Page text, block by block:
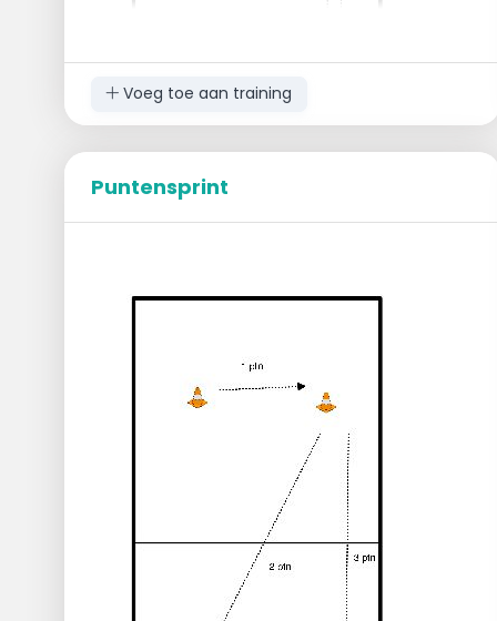
aan het einde van het spel.
Uitvoering
Op het signaal van de trainer start één van
de leden in de kring met skaten.
Het lid dat is aangetikt doet hetzelfde:
skate een ronde en tikt opnieuw de
volgende aan.
Het doel is zo snel mogelijk alle potjes van
de andere groep af te nemen en bij jouw
Let op: de leden zullen na enige tijd geen
'kring' meer overhouden door skaters die
weg zijn. Geef aan dat ze in dat geval de
kring kleiner moeten maken!
Voeg toe aan training
Puntensprint